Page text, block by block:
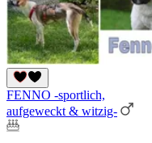
FENNO -sportlich,
aufgeweckt & witzig-